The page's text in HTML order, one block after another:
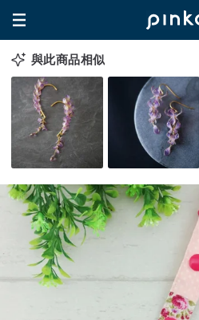
與此商品相似